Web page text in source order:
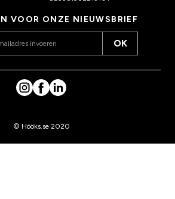
VOOR ONZE NIEUWSBRIEF
OK
© Hööks.se 2020